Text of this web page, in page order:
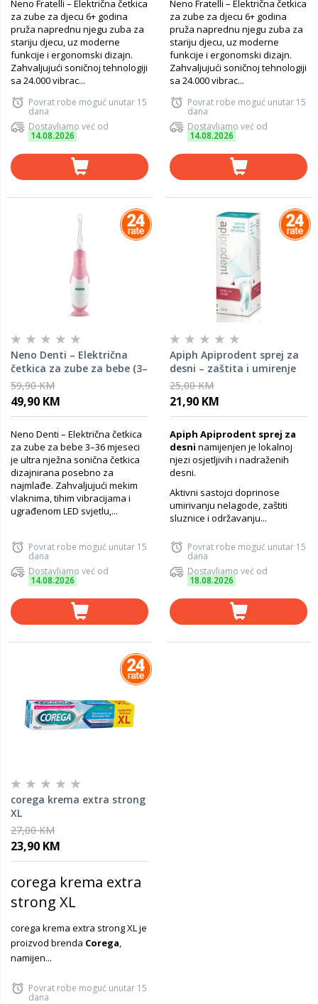
Neno Fratelli – Električna četkica
za zube za djecu 6+ godina
pruža naprednu njegu zuba za
stariju djecu, uz moderne
funkcije i ergonomski dizajn.
Zahvaljujući soničnoj tehnologiji
sa 24.000 vibrac...
Povrat robe moguć unutar 15
dana
Dostavljamo već od
14.08.2026
Neno Fratelli – Električna četkica
za zube za djecu 6+ godina
pruža naprednu njegu zuba za
stariju djecu, uz moderne
funkcije i ergonomski dizajn.
Zahvaljujući soničnoj tehnologiji
sa 24.000 vibrac...
Povrat robe moguć unutar 15
dana
Dostavljamo već od
14.08.2026
Neno Denti – Električna
četkica za zube za bebe (3–
36m) Pink
59,90 KM
49,90 KM
Neno Denti – Električna četkica
za zube za bebe 3–36 mjeseci
je ultra nježna sonična četkica
dizajnirana posebno za
najmlađe. Zahvaljujući mekim
vlaknima, tihim vibracijama i
ugrađenom LED svjetlu,...
Povrat robe moguć unutar 15
dana
Dostavljamo već od
14.08.2026
Apiph Apiprodent sprej za
desni – zaštita i umirenje
osjetljivih desni
25,00 KM
21,90 KM
Apiph Apiprodent sprej za
desni namijenjen je lokalnoj
njezi osjetljivih i nadraženih
desni.
Aktivni sastojci doprinose
umirivanju nelagode, zaštiti
sluznice i održavanju...
Povrat robe moguć unutar 15
dana
Dostavljamo već od
18.08.2026
corega krema extra strong
XL
27,00 KM
23,90 KM
corega krema extra
strong XL
corega krema extra strong XL je
proizvod brenda Corega,
namijen...
Povrat robe moguć unutar 15
dana